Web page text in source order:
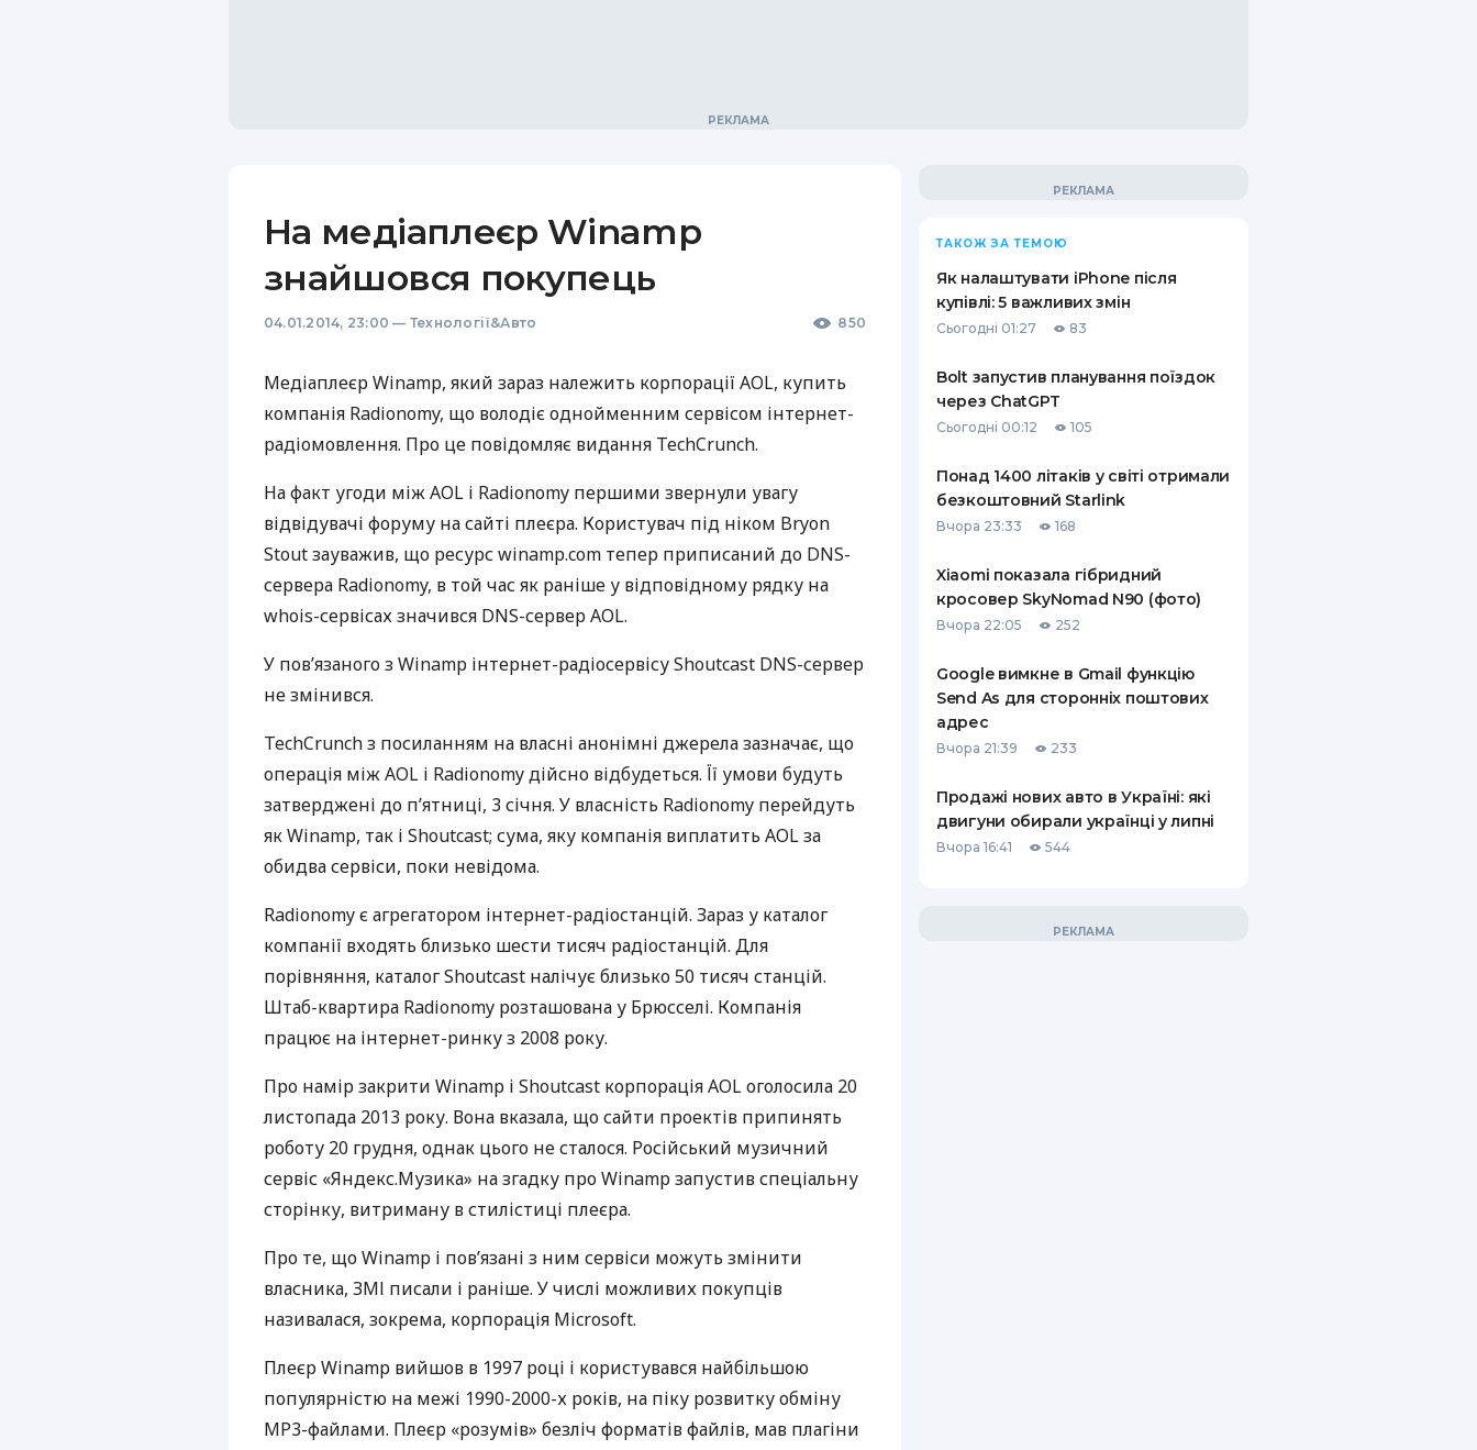
На медіаплеєр Winamp
знайшовся покупець
04.01.2014, 23:00 — Технології&Авто 850
Медіаплеєр Winamp, який зараз належить корпорації AOL, купить
компанія Radionomy, що володіє однойменним сервісом інтернет-
радіомовлення. Про це повідомляє видання TechCrunch.
На факт угоди міжAOL і Radionomy першими звернули увагу
відвідувачі форуму на сайті плеєра. Користувач під ніком Bryon
Stout зауважив, що ресурс winamp.com тепер приписаний до DNS-
сервера Radionomy, в той час як раніше у відповідному рядку на
whois-сервісах значився DNS-серверAOL.
У пов’язаного з Winamp інтернет-радіосервісу Shoutcast DNS-сервер
не змінився.
TechCrunch з посиланням на власні анонімні джерела зазначає, що
операція міжAOL і Radionomy дійсно відбудеться. Її умови будуть
затверджені до п’ятниці, 3 січня. У власність Radionomy перейдуть
як Winamp, так і Shoutcast; сума, яку компанія виплатить AOLза
обидва сервіси, поки невідома.
Radionomy є агрегатором інтернет-радіостанцій. Зараз у каталог
компанії входять близько шести тисяч радіостанцій. Для
порівняння, каталог Shoutcast налічує близько 50 тисяч станцій.
Штаб-квартира Radionomy розташована у Брюсселі. Компанія
працює на інтернет-ринку з 2008 року.
Про намір закрити Winamp і Shoutcast корпораціяAOLоголосила 20
листопада 2013 року. Вона вказала, що сайти проектів припинять
роботу 20 грудня, однак цього не сталося. Російський музичний
сервіс «Яндекс.Музика» на згадку про Winamp запустив спеціальну
сторінку, витриману в стилістиці плеєра.
Про те, що Winamp і пов’язані з ним сервіси можуть змінити
власника, ЗМІ писали і раніше. У числі можливих покупців
називалася, зокрема, корпорація Microsoft.
Плеєр Winamp вийшов в 1997 році і користувався найбільшою
популярністю на межі 1990-2000-х років, на піку розвитку обміну
MP3-файлами. Плеєр «розумів» безліч форматів файлів, мав плагіни
ТАКОЖ ЗА ТЕМОЮ
Як налаштувати iPhone після
купівлі: 5 важливих змін
Сьогодні 01:27 83
Bolt запустив планування поїздок
через ChatGPT
Сьогодні 00:12 105
Понад 1400 літаків у світі отримали
безкоштовний Starlink
Вчора 23:33 168
Xiaomi показала гібридний
кросовер SkyNomad N90 (фото)
Вчора 22:05 252
Google вимкне в Gmail функцію
Send As для сторонніх поштових
адрес
Вчора 21:39 233
Продажі нових авто в Україні: які
двигуни обирали українці у липні
Вчора 16:41 544